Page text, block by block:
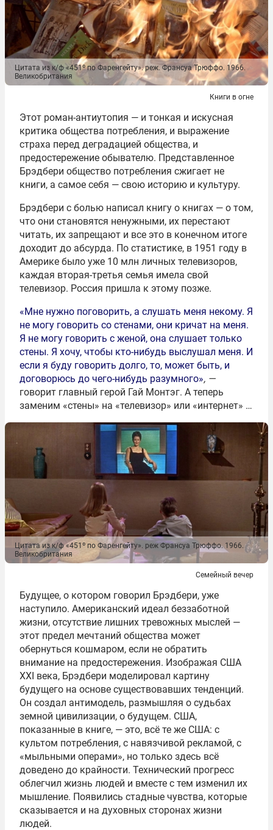
Цитата из к/ф «451º по Фаренгейту». реж. Франсуа Трюффо. 1966.
Великобритания
Книги в огне
Этот роман-антиутопия — и тонкая и искусная
критика общества потребления, и выражение
страха перед деградацией общества, и
предостережение обывателю. Представленное
Брэдбери общество потребления сжигает не
книги, а самое себя — свою историю и культуру.
Брэдбери с болью написал книгу о книгах — о том,
что они становятся ненужными, их перестают
читать, их запрещают и все это в конечном итоге
доходит до абсурда. По статистике, в 1951 году в
Америке было уже 10 млн личных телевизоров,
каждая вторая-третья семья имела свой
телевизор. Россия пришла к этому позже.
«Мне нужно поговорить, а слушать меня некому. Я
не могу говорить со стенами, они кричат на меня.
Я не могу говорить с женой, она слушает только
стены. Я хочу, чтобы кто-нибудь выслушал меня. И
если я буду говорить долго, то, может быть, и
договорюсь до чего-нибудь разумного», —
говорит главный герой Гай Монтэг. А теперь
заменим «стены» на «телевизор» или «интернет» …
Цитата из к/ф «451º по Фаренгейту». реж Франсуа Трюффо. 1966.
Великобритания
Семейный вечер
Будущее, о котором говорил Брэдбери, уже
наступило. Американский идеал беззаботной
жизни, отсутствие лишних тревожных мыслей —
этот предел мечтаний общества может
обернуться кошмаром, если не обратить
внимание на предостережения. Изображая США
ХХI века, Брэдбери моделировал картину
будущего на основе существовавших тенденций.
Он создал антимодель, размышляя о судьбах
земной цивилизации, о будущем. США,
показанные в книге, — это, всё те же США: с
культом потребления, с навязчивой рекламой, с
«мыльными операми», но только здесь всё
доведено до крайности. Технический прогресс
облегчил жизнь людей и вместе с тем изменил их
мышление. Появились стадные чувства, которые
сказывается и на духовных сторонах жизни
людей.